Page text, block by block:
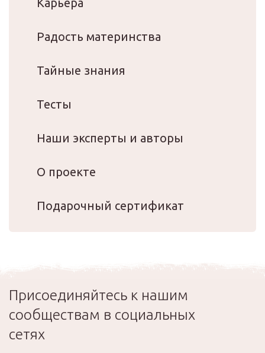
Радость материнства
Тайные знания
Тесты
Наши эксперты и авторы
О проекте
Подарочный сертификат
Присоединяйтесь к нашим
сообществам в социальных
сетях